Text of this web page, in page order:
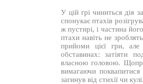
У цій грі чиниться дія
спонукає птахів
ж пустирі, і частина
птахи навіть не
прийоми цієї гри,
обставинах: затіяти
власною головою.
вимагаючи
загинув від стихії чи